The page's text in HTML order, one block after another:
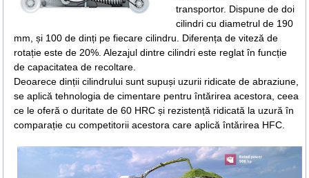
transportor. Dispune de doi
cilindri cu diametrul de 190
mm, și 100 de dinți pe fiecare cilindru. Diferența de viteză de
rotație este de 20%. Alezajul dintre cilindri este reglat în funcție
de capacitatea de recoltare.
Deoarece dinții cilindrului sunt supuși uzurii ridicate de abraziune,
se aplică tehnologia de cimentare pentru întărirea acestora, ceea
ce le oferă o duritate de 60 HRC și rezistență ridicată la uzură în
comparație cu competitorii acestora care aplică întărirea HFC.